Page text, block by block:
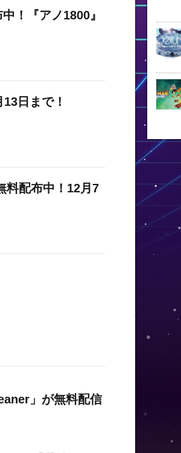
！『アノ1800』
日まで！
料配布中！12月7
」が無料配信